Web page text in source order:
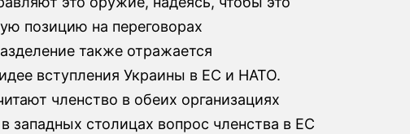
позицию на переговорах
также отражается
вступления Украины в ЕС и НАТО.
членство в обеих организациях
западных столицах вопрос членства в ЕС